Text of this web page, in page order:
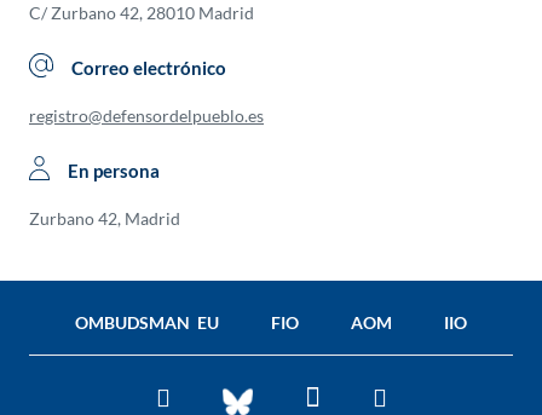
C/ Zurbano 42, 28010 Madrid
Correo electrónico
registro@defensordelpueblo.es
En persona
Zurbano 42, Madrid
OMBUDSMAN EU FIO AOM IIO
Twitter BlueSkyFacebookYou